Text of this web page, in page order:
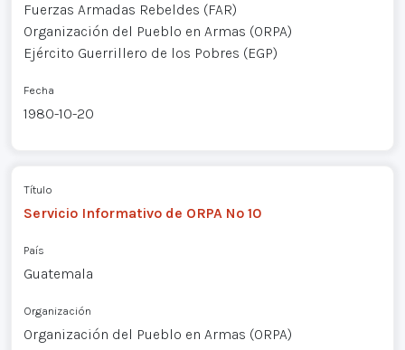
Fuerzas Armadas Rebeldes (FAR)
Organización del Pueblo en Armas (ORPA)
Ejército Guerrillero de los Pobres (EGP)
Fecha
1980-10-20
Título
Servicio Informativo de ORPA Nº 10
País
Guatemala
Organización
Organización del Pueblo en Armas (ORPA)